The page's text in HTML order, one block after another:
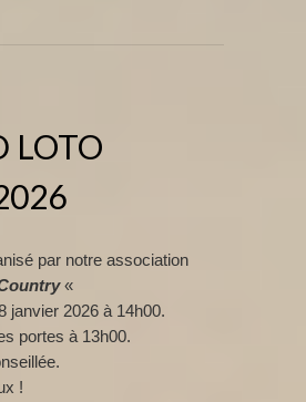
LOTO
par notre association
«
janvier 2026 à 14h00.
portes à 13h00.
!